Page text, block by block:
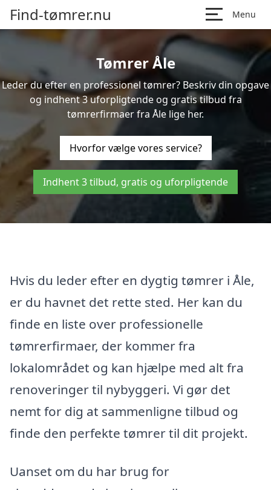
Find-tømrer.nu Menu
Tømrer Åle
Leder du efter en professionel tømrer? Beskriv din opgave
og indhent 3 uforpligtende og gratis tilbud fra
tømrerfirmaer fra Åle lige her.
Hvorfor vælge vores service?
Indhent 3 tilbud, gratis og uforpligtende
Hvis du leder efter en dygtig tømrer i Åle,
er du havnet det rette sted. Her kan du
finde en liste over professionelle
tømrerfirmaer, der kommer fra
lokalområdet og kan hjælpe med alt fra
renoveringer til nybyggeri. Vi gør det
nemt for dig at sammenligne tilbud og
finde den perfekte tømrer til dit projekt.
Uanset om du har brug for